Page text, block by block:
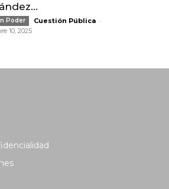
Poder Cuestión Pública -
10, 2025